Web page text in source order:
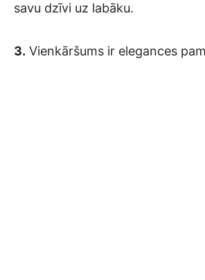
savu dzīvi uz labāku.
3. Vienkāršums ir elegances